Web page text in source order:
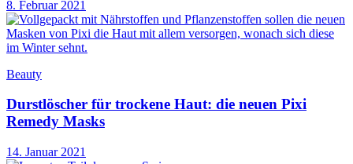
8. Februar 2021
Beauty
Durstlöscher für trockene Haut: die neuen Pixi
Remedy Masks
14. Januar 2021